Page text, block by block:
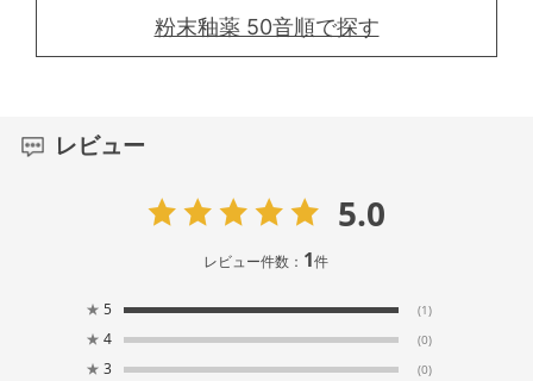
粉末釉薬 50音順で探す
レビュー
5.0
レビュー件数： 1件
★ 5 (1)
★ 4 (0)
★ 3 (0)